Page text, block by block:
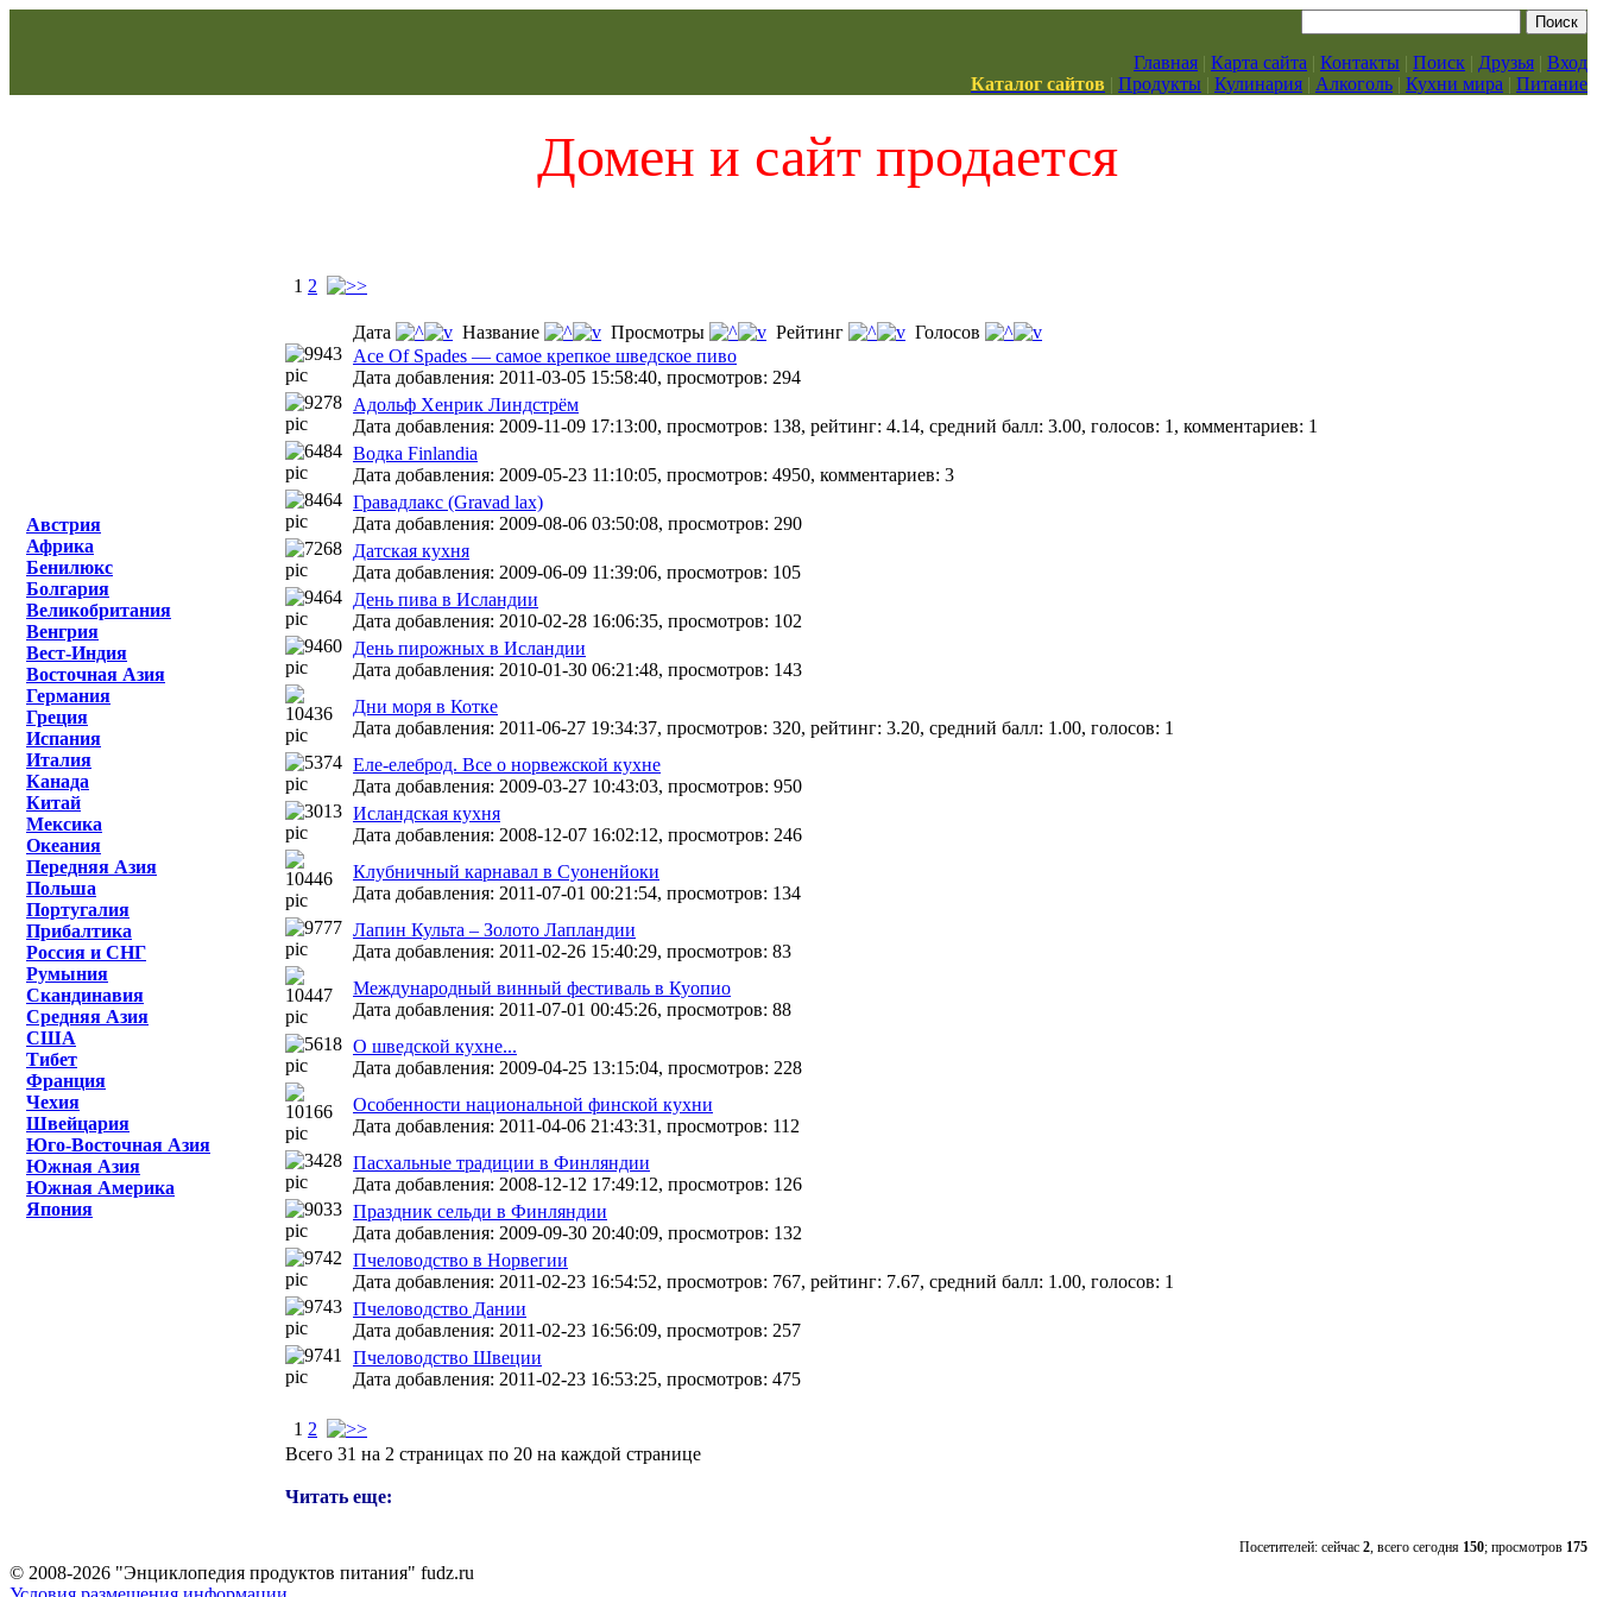
Главная | Карта сайта | Контакты | Поиск | Друзья | Вход
Каталог сайтов | Продукты | Кулинария | Алкоголь | Кухни мира | Питание
Домен и сайт продается
Австрия
Африка
Бенилюкс
Болгария
Великобритания
Венгрия
Вест-Индия
Восточная Азия
Германия
Греция
Испания
Италия
Канада
Китай
Мексика
Океания
Передняя Азия
Польша
Португалия
Прибалтика
Россия и СНГ
Румыния
Скандинавия
Средняя Азия
США
Тибет
Франция
Чехия
Швейцария
Юго-Восточная Азия
Южная Азия
Южная Америка
Япония
1 2
Дата Название Просмотры Рейтинг
Голосов
Ace Of Spades — самое крепкое шведское пиво
Дата добавления: 2011-03-05 15:58:40, просмотров: 294
Адольф Хенрик Линдстрём
Дата добавления: 2009-11-09 17:13:00, просмотров: 138, рейтинг: 4.14, средний балл: 3.00, голосов: 1, комментариев: 1
Водка Finlandia
Дата добавления: 2009-05-23 11:10:05, просмотров: 4950, комментариев: 3
Гравадлакс (Gravad lax)
Дата добавления: 2009-08-06 03:50:08, просмотров: 290
Датская кухня
Дата добавления: 2009-06-09 11:39:06, просмотров: 105
День пива в Исландии
Дата добавления: 2010-02-28 16:06:35, просмотров: 102
День пирожных в Исландии
Дата добавления: 2010-01-30 06:21:48, просмотров: 143
Дни моря в Котке
Дата добавления: 2011-06-27 19:34:37, просмотров: 320, рейтинг: 3.20, средний балл: 1.00, голосов: 1
Еле-елеброд. Все о норвежской кухне
Дата добавления: 2009-03-27 10:43:03, просмотров: 950
Исландская кухня
Дата добавления: 2008-12-07 16:02:12, просмотров: 246
Клубничный карнавал в Суоненйоки
Дата добавления: 2011-07-01 00:21:54, просмотров: 134
Лапин Культа – Золото Лапландии
Дата добавления: 2011-02-26 15:40:29, просмотров: 83
Международный винный фестиваль в Куопио
Дата добавления: 2011-07-01 00:45:26, просмотров: 88
О шведской кухне...
Дата добавления: 2009-04-25 13:15:04, просмотров: 228
Особенности национальной финской кухни
Дата добавления: 2011-04-06 21:43:31, просмотров: 112
Пасхальные традиции в Финляндии
Дата добавления: 2008-12-12 17:49:12, просмотров: 126
Праздник сельди в Финляндии
Дата добавления: 2009-09-30 20:40:09, просмотров: 132
Пчеловодство в Норвегии
Дата добавления: 2011-02-23 16:54:52, просмотров: 767, рейтинг: 7.67, средний балл: 1.00, голосов: 1
Пчеловодство Дании
Дата добавления: 2011-02-23 16:56:09, просмотров: 257
Пчеловодство Швеции
Дата добавления: 2011-02-23 16:53:25, просмотров: 475
1 2
Всего 31 на 2 страницах по 20 на каждой странице
Читать еще:
Посетителей: сейчас 2, всего сегодня 150; просмотров 175
© 2008-2026 "Энциклопедия продуктов питания" fudz.ru